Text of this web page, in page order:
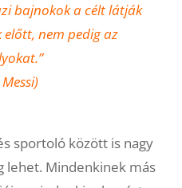
bajnokok a célt látják
előtt, nem pedig az
sportoló között is nagy
lehet. Mindenkinek más